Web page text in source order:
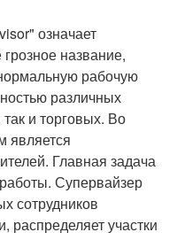
означает
название,
рабочую
различных
и торговых. Во
является
Главная задача
Супервайзер
сотрудников
распределяет участки